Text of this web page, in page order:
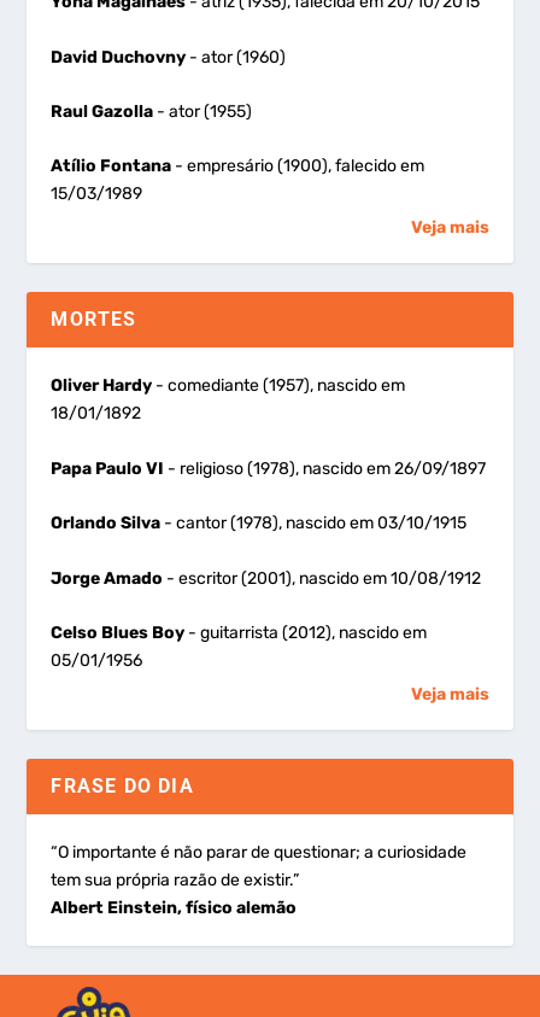
David Duchovny - ator (1960)
Raul Gazolla - ator (1955)
Atílio Fontana - empresário (1900), falecido em
15/03/1989
Veja mais
MORTES
Oliver Hardy - comediante (1957), nascido em
18/01/1892
Papa Paulo VI - religioso (1978), nascido em 26/09/1897
Orlando Silva - cantor (1978), nascido em 03/10/1915
Jorge Amado - escritor (2001), nascido em 10/08/1912
Celso Blues Boy - guitarrista (2012), nascido em
05/01/1956
Veja mais
FRASE DO DIA
“O importante é não parar de questionar; a curiosidade
tem sua própria razão de existir.”
Albert Einstein, físico alemão